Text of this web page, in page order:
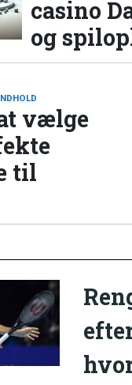
casino
og
vælge
til